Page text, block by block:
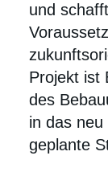
und
Projekt ist
des
in das
geplante